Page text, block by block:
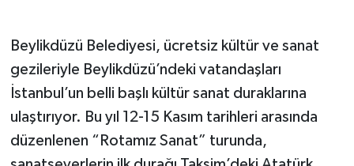
Beylikdüzü Belediyesi, ücretsiz kültür ve sanat
gezileriyle Beylikdüzü’ndeki vatandaşları
İstanbul’un belli başlı kültür sanat duraklarına
ulaştırıyor. Bu yıl 12-15 Kasım tarihleri arasında
düzenlenen “Rotamız Sanat” turunda,